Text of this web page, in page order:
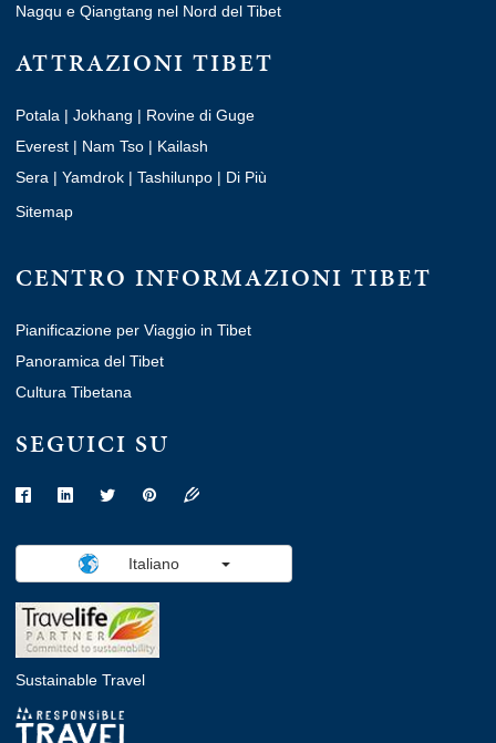
Nagqu e Qiangtang nel Nord del Tibet
ATTRAZIONI TIBET
Potala | Jokhang | Rovine di Guge
Everest | Nam Tso | Kailash
Sera | Yamdrok | Tashilunpo | Di Più
Sitemap
CENTRO INFORMAZIONI TIBET
Pianificazione per Viaggio in Tibet
Panoramica del Tibet
Cultura Tibetana
SEGUICI SU
Italiano
Sustainable Travel